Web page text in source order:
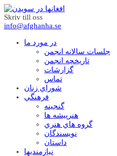
Skriv till oss
info@afghanha.se
در مورد ما
جلسات سالانه انجمن
تاریخچه انجمن
گزارشات
تماس
شوراي زنان
فرهنگي
گنجينه
هنرپيشه ها
گروه هاي هنري
نويسندگان
داستان
نيازمنديها